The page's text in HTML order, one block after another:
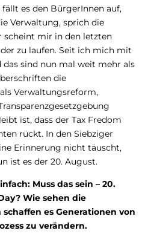
es den BürgerInnen auf,
Verwaltung, sprich die
scheint mir in den letzten
zu laufen. Seit ich mich mit
sind nun mal weit mehr als
die
Verwaltungsreform,
ist, dass der Tax Fredom
rückt. In den Siebziger
Erinnerung nicht täuscht,
ist es der 20. August.
Muss das sein – 20.
Wie sehen die
es Generationen von
zu verändern.